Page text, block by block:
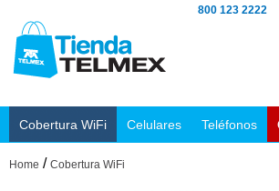
800 123 2222
Cobertura WiFi Celulares Teléfonos
Home / Cobertura WiFi